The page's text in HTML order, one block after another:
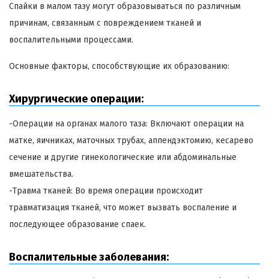
Спайки в малом тазу могут образовываться по различным
причинам, связанным с повреждением тканей и
воспалительными процессами.
Основные факторы, способствующие их образованию:
Хирургические операции:
-Операции на органах малого таза: Включают операции на
матке, яичниках, маточных трубах, аппендэктомию, кесарево
сечение и другие гинекологические или абдоминальные
вмешательства.
-Травма тканей: Во время операции происходит
травматизация тканей, что может вызвать воспаление и
последующее образование спаек.
Воспалительные заболевания: